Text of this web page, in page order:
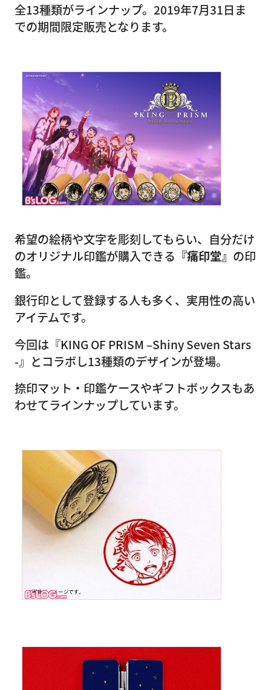
全13種類がラインナップ。2019年7月31日ま
での期間限定販売となります。
希望の絵柄や文字を彫刻してもらい、自分だけ
のオリジナル印鑑が購入できる 『痛印堂』 の印
鑑。
銀行印として登録する人も多く、実用性の高い
アイテムです。
今回は『KING OF PRISM –Shiny Seven Stars
-』とコラボし13種類のデザインが登場。
捺印マット・印鑑ケースやギフトボックスもあ
わせてラインナップしています。